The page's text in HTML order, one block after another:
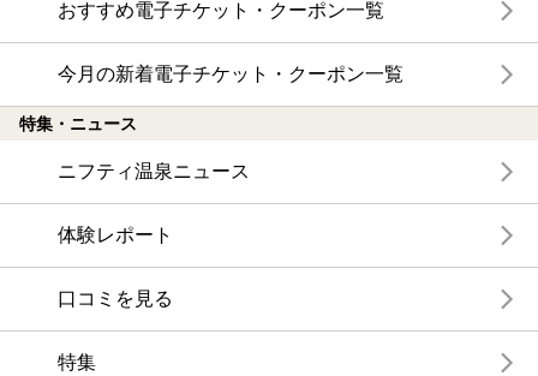
おすすめ電子チケット・クーポン一覧
今月の新着電子チケット・クーポン一覧
特集・ニュース
ニフティ温泉ニュース
体験レポート
口コミを見る
特集